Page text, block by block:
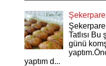
Şekerpare
Tatlısı
günü
yaptım d...